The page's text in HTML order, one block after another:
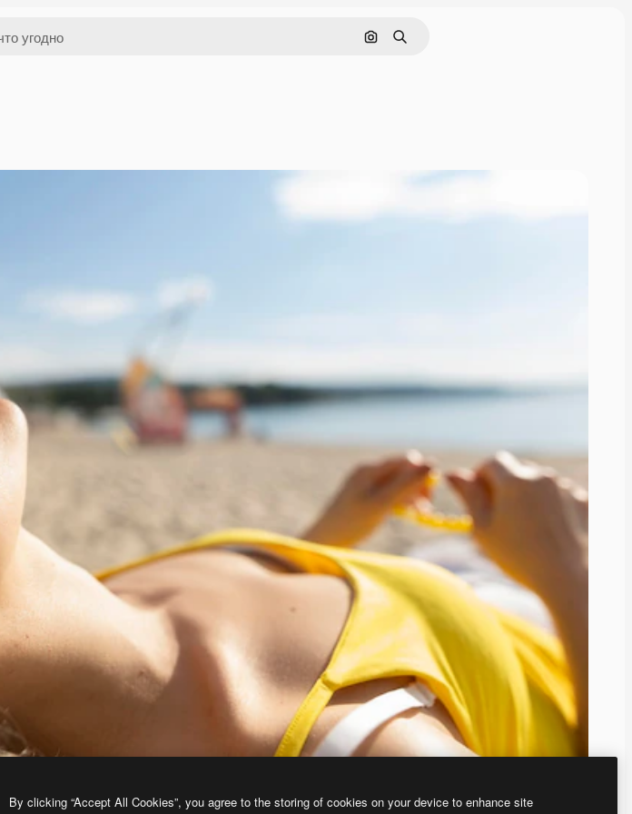
Поиск по изображению
Поиск
By clicking “Accept All Cookies”, you agree to the storing of cookies on your device to enhance site